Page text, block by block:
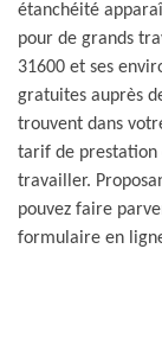
étanchéité
pour de grands
31600 et ses
gratuites auprès
trouvent dans
tarif de prestation
travailler.
pouvez faire
formulaire en